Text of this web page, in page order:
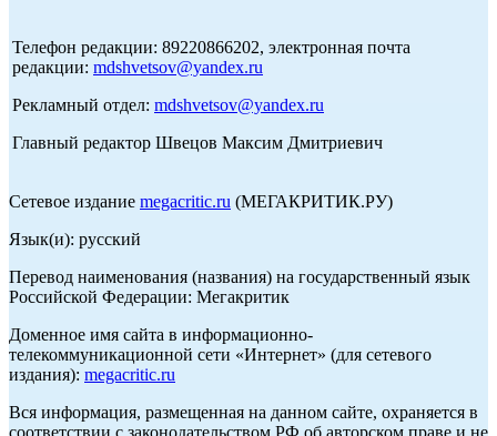
Телефон редакции: 89220866202, электронная почта
редакции: mdshvetsov@yandex.ru
Рекламный отдел: mdshvetsov@yandex.ru
Главный редактор Швецов Максим Дмитриевич
Сетевое издание megacritic.ru (МЕГАКРИТИК.РУ)
Язык(и): русский
Перевод наименования (названия) на государственный язык
Российской Федерации: Мегакритик
Доменное имя сайта в информационно-
телекоммуникационной сети «Интернет» (для сетевого
издания): megacritic.ru
Вся информация, размещенная на данном сайте, охраняется в